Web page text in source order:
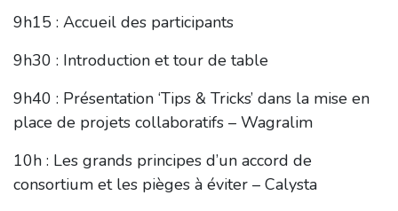
9h15 : Accueil des participants
9h30 : Introduction et tour de table
9h40 : Présentation ‘Tips & Tricks’ dans la mise en
place de projets collaboratifs – Wagralim
10h : Les grands principes d’un accord de
consortium et les pièges à éviter – Calysta